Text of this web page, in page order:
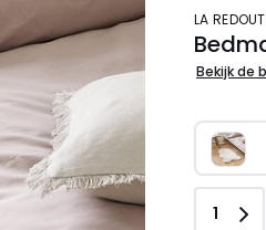
LA
Bekijk de
Aantal
1